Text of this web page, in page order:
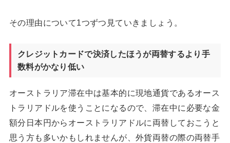
その理由について1つずつ見ていきましょう。
クレジットカードで決済したほうが両替するより手
数料がかなり低い
オーストラリア滞在中は基本的に現地通貨であるオース
トラリアドルを使うことになるので、滞在中に必要な金
額分日本円からオーストラリアドルに両替しておこうと
思う方も多いかもしれませんが、外貨両替の際の両替手